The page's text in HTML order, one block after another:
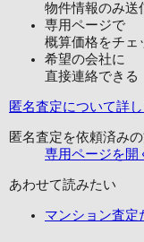
物件情報のみ送
専用ページで
概算価格をチェ
希望の会社に
直接連絡できる
匿名査定について詳
匿名査定を依頼済み
専用ページを開
あわせて読みたい
マンション査定